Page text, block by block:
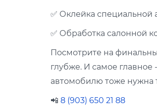
✅ Оклейка специальной
✅ Обработка салонной
Посмотрите на
глубже. И самое
автомобилю тоже нужна
📲 8 (903) 650 21 88